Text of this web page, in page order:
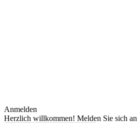
Anmelden
Herzlich willkommen! Melden Sie sich an